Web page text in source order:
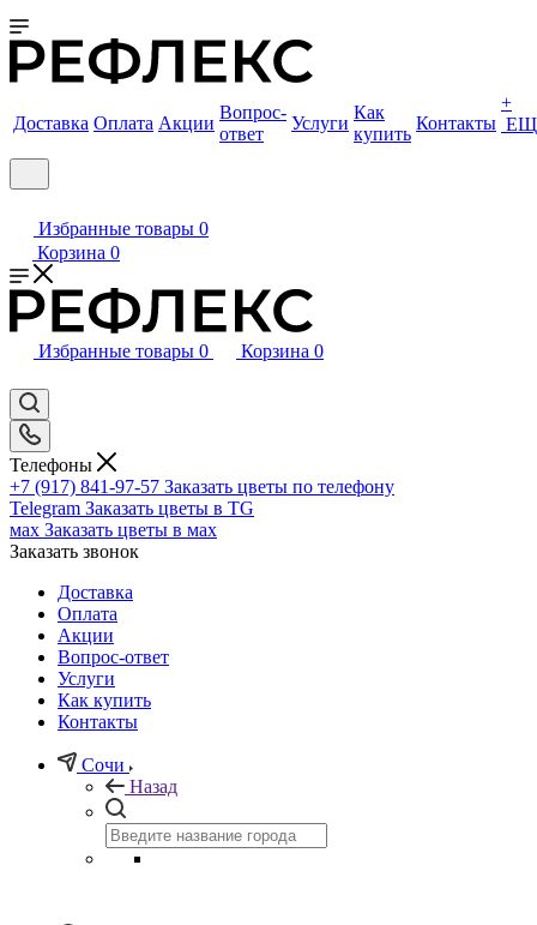
Доставка Оплата Акции
Вопрос-
ответ
Услуги
Как
купить
Контакты
+
Избранные товары 0
Корзина 0
Избранные товары 0 Корзина 0
Телефоны
+7 (917) 841-97-57 Заказать цветы по телефону
Telegram Заказать цветы в TG
мах Заказать цветы в мах
Заказать звонок
Доставка
Оплата
Акции
Вопрос-ответ
Услуги
Как купить
Контакты
Сочи
Назад